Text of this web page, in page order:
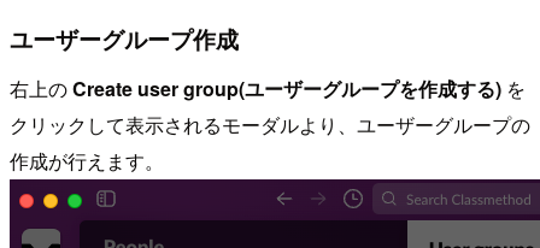
ユーザーグループ作成
右上のCreate user group(ユーザーグループを作成する) を
クリックして表示されるモーダルより、ユーザーグループの
作成が行えます。